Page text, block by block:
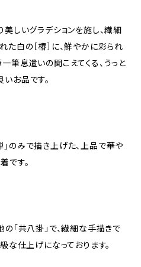
美しいグラデションを施し、繊細
た白の［椿］に、鮮やかに彩られ
筆息遣いの聞こえてくる、うっと
お品です。
のみで描き上げた、上品で華や
です。
「共八掛」で、繊細な手描きで
な仕上げになっております。